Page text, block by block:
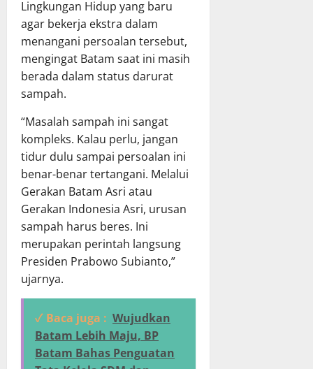
Lingkungan Hidup yang baru
agar bekerja ekstra dalam
menangani persoalan tersebut,
mengingat Batam saat ini masih
berada dalam status darurat
sampah.
“Masalah sampah ini sangat
kompleks. Kalau perlu, jangan
tidur dulu sampai persoalan ini
benar-benar tertangani. Melalui
Gerakan Batam Asri atau
Gerakan Indonesia Asri, urusan
sampah harus beres. Ini
merupakan perintah langsung
Presiden Prabowo Subianto,”
ujarnya.
✓ Baca juga : Wujudkan
Batam Lebih Maju, BP
Batam Bahas Penguatan